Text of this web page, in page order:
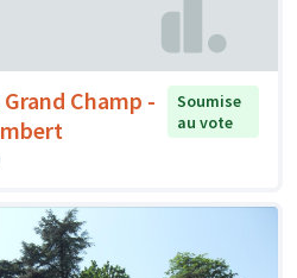
Champ -
Soumise
au vote